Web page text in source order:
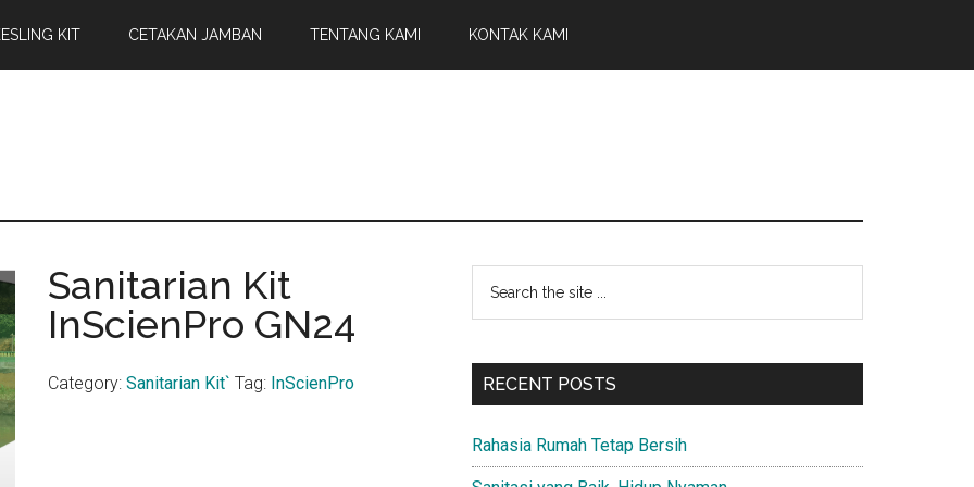
KIT CETAKAN JAMBAN TENTANG KAMI KONTAK KAMI
Sanitarian Kit
InScienPro GN24
Category: Sanitarian Kit` Tag: InScienPro
Primary
Sidebar
...
RECENT POSTS
Rahasia Rumah Tetap Bersih